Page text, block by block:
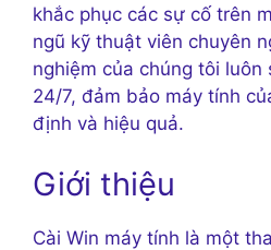
khắc phục các sự cố trên
ngũ kỹ thuật viên chuyên
nghiệm của chúng tôi luôn
24/7, đảm bảo máy tính
định và hiệu quả.
Giới thiệu
Cài Win máy tính là một